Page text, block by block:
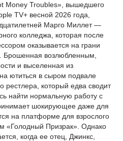
Money Troubles», вышедшего
TV+ весной 2026 года,
Марго Миллет —
колледжа, которая после
оказывается на грани
Брошенная возлюбленным,
и выселенная из
ютиться в сыром подвале
который едва сводит
найти нормальную работу с
шокирующее даже для
на платформе для взрослого
«Голодный Призрак». Однако
когда ее отец, Джинкс,